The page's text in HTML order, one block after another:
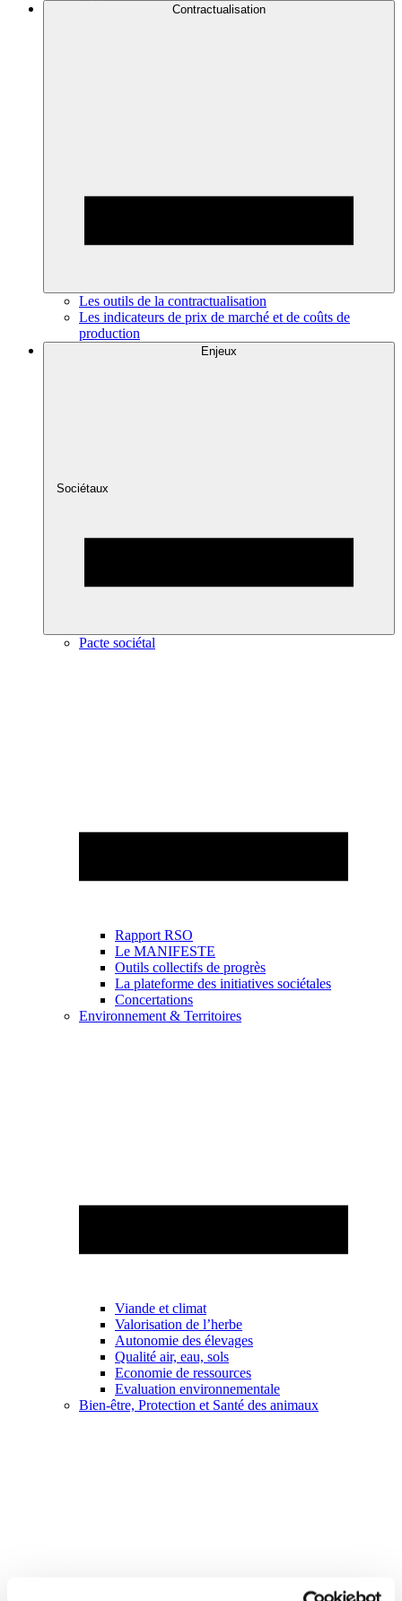
Contractualisation
Les outils de la contractualisation
Les indicateurs de prix de marché et de coûts de
production
Enjeux
Sociétaux
Pacte sociétal
Rapport RSO
Le MANIFESTE
Outils collectifs de progrès
La plateforme des initiatives sociétales
Concertations
Environnement & Territoires
Viande et climat
Valorisation de l’herbe
Autonomie des élevages
Qualité air, eau, sols
Economie de ressources
Evaluation environnementale
Bien-être, Protection et Santé des animaux